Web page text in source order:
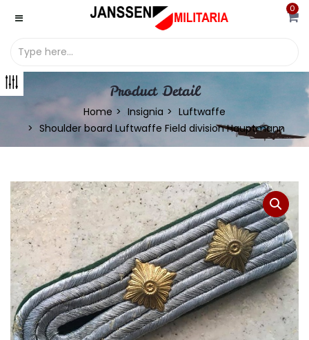
0
Product Detail
Home Insignia
Luftwaffe
Shoulder board Luftwaffe Field division Hauptmann